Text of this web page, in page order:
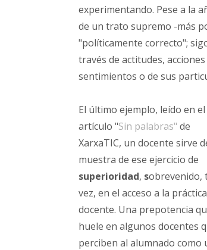
experimentando. Pese a la
de un trato supremo -más
"políticamente correcto";
través de actitudes,
sentimientos o de sus
El último ejemplo, leído en el
artículo "Sin palabras" de
XarxaTIC, un docente sirve
muestra de ese ejercicio de
superioridad, sobrevenido,
vez, en el acceso a la práctica
docente. Una prepotencia
huele en algunos docentes
perciben al alumnado como